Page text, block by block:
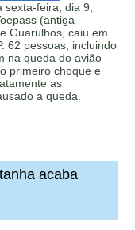
sexta-feira, dia 9,
(antiga
Guarulhos, caiu em
62 pessoas, incluindo
na queda do avião
primeiro choque e
as
a queda.
acaba